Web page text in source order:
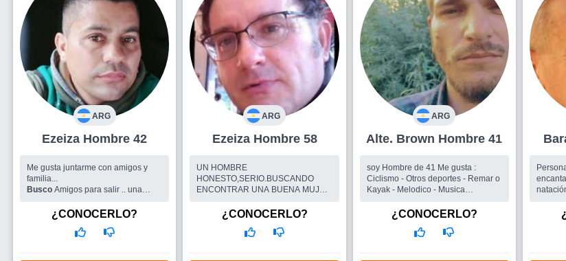
ARG
Ezeiza Hombre 42
Me gusta juntarme con amigos y
familia...
Busco Amigos para salir .. una
¿CONOCERLO?
ARG
Ezeiza Hombre 58
UN HOMBRE
HONESTO,SERIO.BUSCANDO
ENCONTRAR UNA BUENA MUJER
ESTABLE. ME GUSTA LEER,
MIRAR VIDEOS MUSICALES EN
¿CONOCERLO?
ARG
Alte. Brown Hombre 41
soy Hombre de 41 Me gusta :
Ciclismo - Otros deportes - Remar o
Kayak - Melodico - Musica
¿CONOCERLO?
le